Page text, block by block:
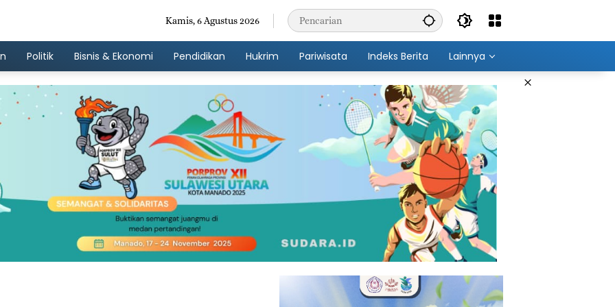
Kamis, 6 Agustus 2026
Politik Bisnis & Ekonomi Pendidikan Hukrim Pariwisata Indeks Berita Lainnya
×